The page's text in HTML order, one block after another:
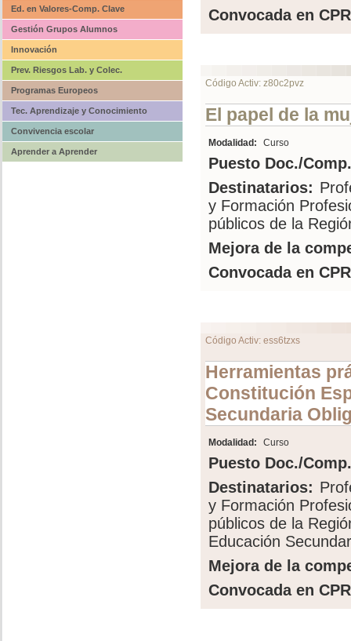
Ed. en Valores-Comp. Clave
Gestión Grupos Alumnos
Innovación
Prev. Riesgos Lab. y Colec.
Programas Europeos
Tec. Aprendizaje y Conocimiento
Convivencia escolar
Aprender a Aprender
Convocada en
Código Activ: z80c2pvz
El papel de la
Modalidad: Curso
Puesto Doc./
Destinatarios:
y Formación
públicos de la
Mejora de la
Convocada en
Código Activ: ess6tzxs
Herramientas
Constitución
Secundaria
Modalidad: Curso
Puesto Doc./
Destinatarios:
y Formación
públicos de la
Educación
Mejora de la
Convocada en